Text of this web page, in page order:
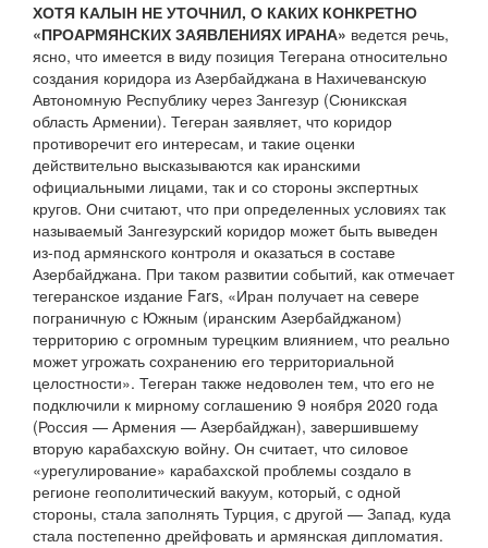
ХОТЯ КАЛЫН НЕ УТОЧНИЛ, О КАКИХ КОНКРЕТНО
«ПРОАРМЯНСКИХ ЗАЯВЛЕНИЯХ ИРАНА» ведется речь,
ясно, что имеется в виду позиция Тегерана относительно
создания коридора из Азербайджана в Нахичеванскую
Автономную Республику через Зангезур (Сюникская
область Армении). Тегеран заявляет, что коридор
противоречит его интересам, и такие оценки
действительно высказываются как иранскими
официальными лицами, так и со стороны экспертных
кругов. Они считают, что при определенных условиях так
называемый Зангезурский коридор может быть выведен
из-под армянского контроля и оказаться в составе
Азербайджана. При таком развитии событий, как отмечает
тегеранское издание Fars, «Иран получает на севере
пограничную с Южным (иранским Азербайджаном)
территорию с огромным турецким влиянием, что реально
может угрожать сохранению его территориальной
целостности». Тегеран также недоволен тем, что его не
подключили к мирному соглашению 9 ноября 2020 года
(Россия — Армения — Азербайджан), завершившему
вторую карабахскую войну. Он считает, что силовое
«урегулирование» карабахской проблемы создало в
регионе геополитический вакуум, который, с одной
стороны, стала заполнять Турция, с другой — Запад, куда
стала постепенно дрейфовать и армянская дипломатия.